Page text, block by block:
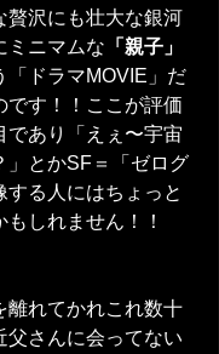
贅沢にも壮大な銀河
ミニマムな 「親子」
「ドラマMOVIE」だ
です！！ここが評価
であり「えぇ〜宇宙
」とかSF＝「ゼログ
する人にはちょっと
しれません！！
離れてかれこれ数十
父さんに会ってない